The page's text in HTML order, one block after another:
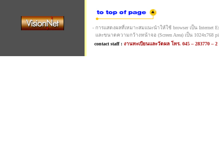
- การแสดงผลที่เหมาะสมแนะนำให้ใช้ browser เป็น Internet
และขนาดความกว้างหน้าจอ (Screen Area) เป็น 1024x768
contact staff : งานทะเบียนและวัดผล โทร. 045 – 283770 – 2